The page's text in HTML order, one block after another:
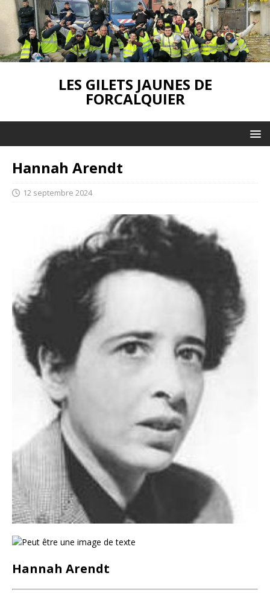
LES GILETS JAUNES DE
FORCALQUIER
Hannah Arendt
12 septembre 2024
Hannah Arendt